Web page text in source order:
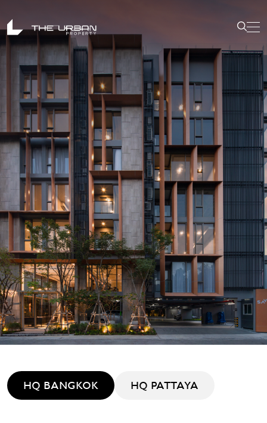
HQ BANGKOK HQ PATTAYA